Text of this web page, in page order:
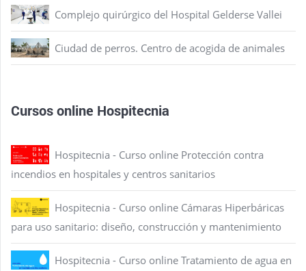
Complejo quirúrgico del Hospital Gelderse Vallei
Ciudad de perros. Centro de acogida de animales
Cursos online Hospitecnia
Hospitecnia - Curso online Protección contra
incendios en hospitales y centros sanitarios
Hospitecnia - Curso online Cámaras Hiperbáricas
para uso sanitario: diseño, construcción y mantenimiento
Hospitecnia - Curso online Tratamiento de agua en